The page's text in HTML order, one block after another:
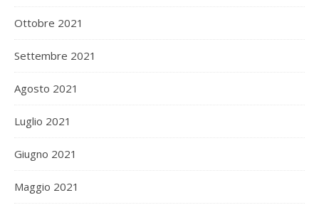
Ottobre 2021
Settembre 2021
Agosto 2021
Luglio 2021
Giugno 2021
Maggio 2021